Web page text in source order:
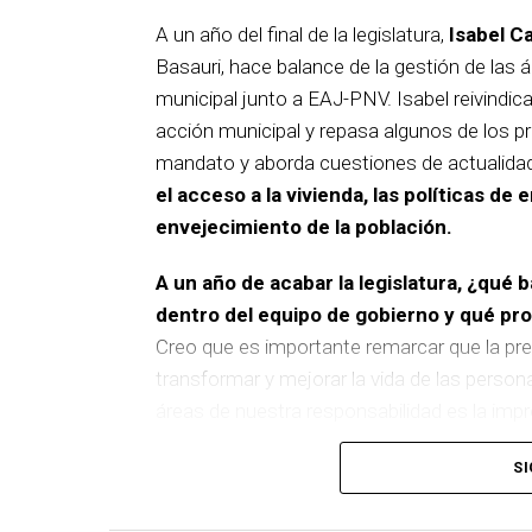
A un año del final de la legislatura, Isabel
Basauri, hace balance de la gestión de las
municipal junto a EAJ-PNV. Isabel
acción municipal y repasa algunos de los
mandato y aborda cuestiones de
el acceso a la vivienda, las políticas de
envejecimiento de la población.
A un año de acabar la legislatura, ¿qué
dentro del equipo de gobierno y qué
Creo que es importante remarcar que la
transformar y mejorar la vida de las
del equipo de gobierno.
En ese sentido, destacaría la